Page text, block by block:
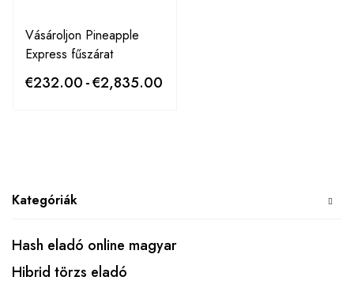
Kategóriák
Hash eladó online magyar
Hibrid törzs eladó
Vásároljon Pineapple
Express fűszárat
€232.00-€2,835.00